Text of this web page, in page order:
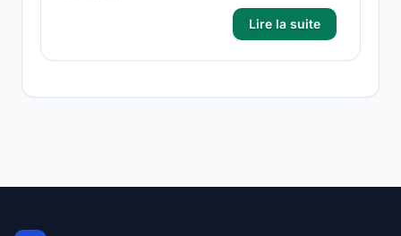
Lire la suite